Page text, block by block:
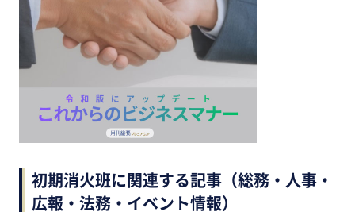
初期消火班に関連する記事（総務・人事・
広報・法務・イベント情報）